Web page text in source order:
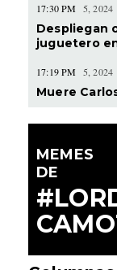
17:30 PM 5, 2024
Despliegan
juguetero
17:19 PM 5, 2024
Muere
MEMES
DE